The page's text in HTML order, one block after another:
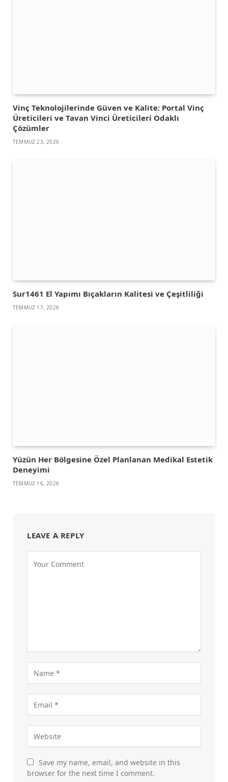
Vinç Teknolojilerinde Güven ve Kalite: Portal Vinç
Üreticileri ve Tavan Vinci Üreticileri Odaklı
Çözümler
TEMMUZ 23, 2026
Sur1461 El Yapımı Bıçakların Kalitesi ve Çeşitliliği
TEMMUZ 17, 2026
Yüzün Her Bölgesine Özel Planlanan Medikal Estetik
Deneyimi
TEMMUZ 16, 2026
LEAVE A REPLY
Save my name, email, and website in this
browser for the next time I comment.